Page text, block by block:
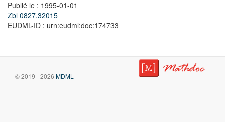
Publié le : 1995-01-01
Zbl 0827.32015
EUDML-ID : urn:eudml:doc:174733
© 2019 - 2026 MDML